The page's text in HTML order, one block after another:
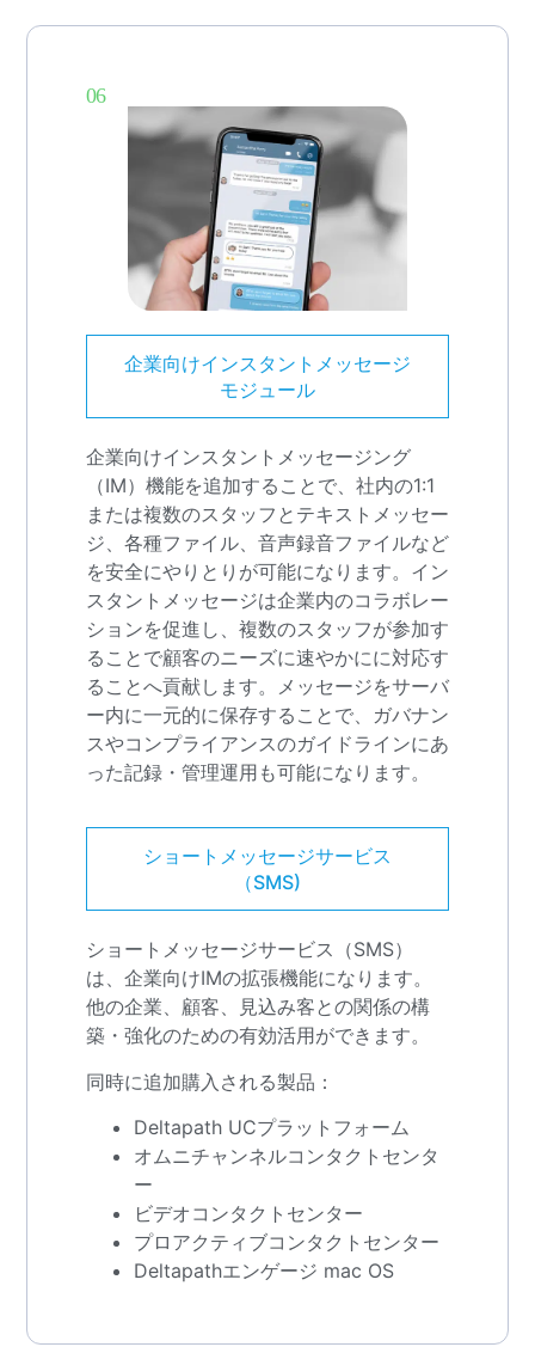
06
企業向けインスタントメッセージ
モジュール
企業向けインスタントメッセージング
（IM）機能を追加することで、社内の1:1
または複数のスタッフとテキストメッセー
ジ、各種ファイル、音声録音ファイルなど
を安全にやりとりが可能になります。イン
スタントメッセージは企業内のコラボレー
ションを促進し、複数のスタッフが参加す
ることで顧客のニーズに速やかにに対応す
ることへ貢献します。メッセージをサーバ
ー内に一元的に保存することで、ガバナン
スやコンプライアンスのガイドラインにあ
った記録・管理運用も可能になります。
ショートメッセージサービス
（SMS)
ショートメッセージサービス（SMS）
は、企業向けIMの拡張機能になります。
他の企業、顧客、見込み客との関係の構
築・強化のための有効活用ができます。
同時に追加購入される製品：
Deltapath UCプラットフォーム
オムニチャンネルコンタクトセンタ
ー
ビデオコンタクトセンター
プロアクティブコンタクトセンター
Deltapathエンゲージ mac OS